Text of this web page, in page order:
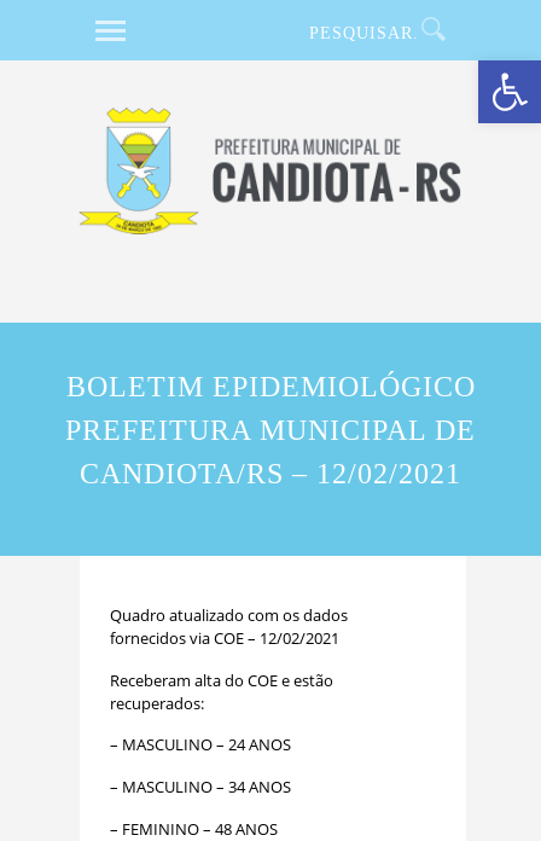
Barra de Ferramentas Aberta
BOLETIM EPIDEMIOLÓGICO
PREFEITURA MUNICIPAL DE
CANDIOTA/RS – 12/02/2021
Quadro atualizado com os dados
fornecidos via COE – 12/02/2021
Receberam alta do COE e estão
recuperados:
– MASCULINO – 24 ANOS
– MASCULINO – 34 ANOS
– FEMININO – 48 ANOS